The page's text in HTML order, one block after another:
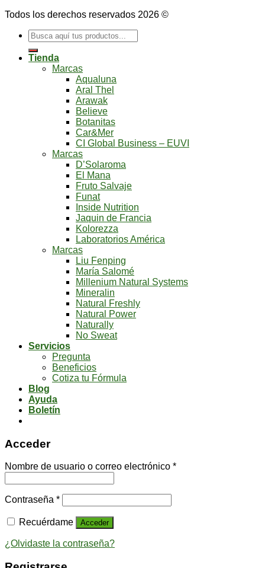
Todos los derechos reservados 2026 ©
Buscar
por:
Tienda
Marcas
Aqualuna
Aral Thel
Arawak
Believe
Botanitas
Car&Mer
CI Global Business – EUVI
Marcas
D’Solaroma
El Mana
Fruto Salvaje
Funat
Inside Nutrition
Jaquin de Francia
Kolorezza
Laboratorios América
Marcas
Liu Fenping
María Salomé
Millenium Natural Systems
Mineralin
Natural Freshly
Natural Power
Naturally
No Sweat
Servicios
Pregunta
Beneficios
Cotiza tu Fórmula
Blog
Ayuda
Boletín
Acceder
Nombre de usuario o correo electrónico *
Contraseña *
Recuérdame Acceder
¿Olvidaste la contraseña?